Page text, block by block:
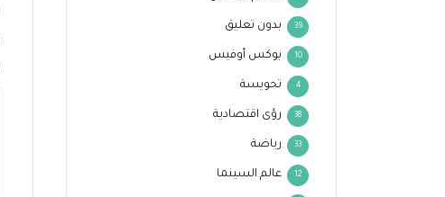
بدون تعليق 39
بوكس أوفيس 10
تحويسة 4
رؤى اقتصادية 38
رياضة 33
عالم السينما 12